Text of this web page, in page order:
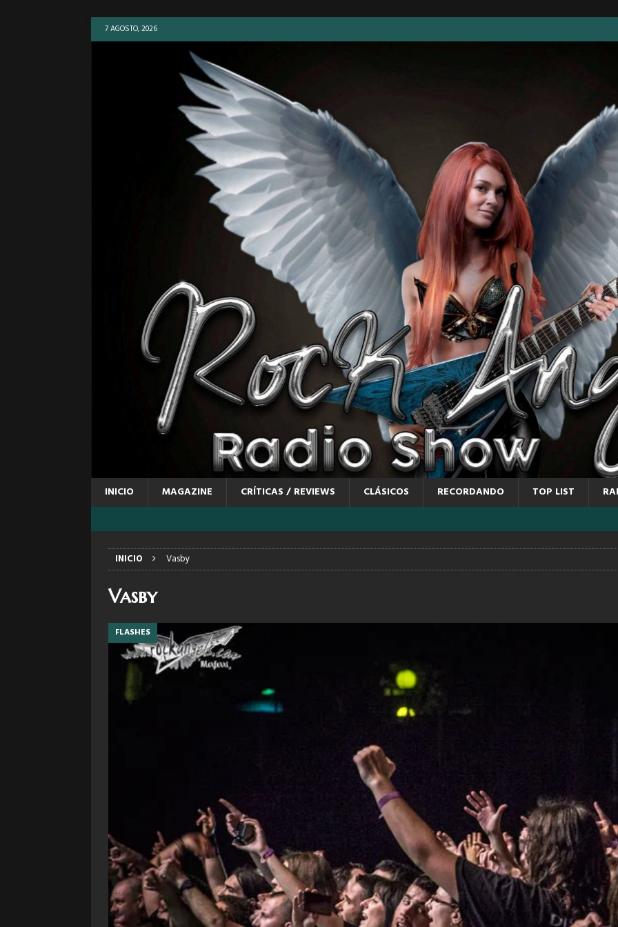
7 AGOSTO, 2026
INICIO MAGAZINE CRÍTICAS / REVIEWS CLÁSICOS RECORDANDO TOP LIST
INICIO Vasby
Vasby
FLASHES